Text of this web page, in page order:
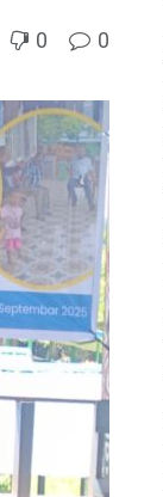
0 0